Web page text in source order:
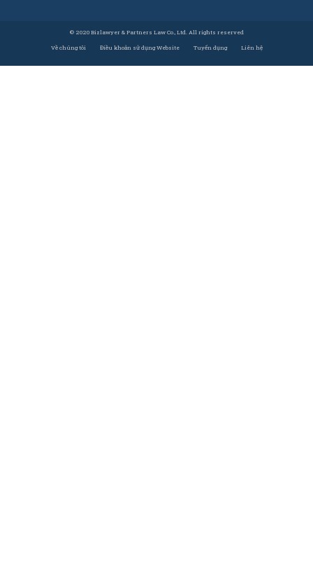
© 2020 Bizlawyer & Partners Law Co., Ltd. All rights reserved
Về chúng tôi Điều khoản sử dụng Website Tuyển dụng Liên hệ